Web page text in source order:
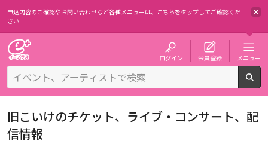
申込内容のご確認やお問い合わせなど各種メニューは、 こちらをタップしてご確認くだ
さい
ログイン 会員登録 メニュー
旧こいけのチケット、ライブ・コンサート、配
信情報